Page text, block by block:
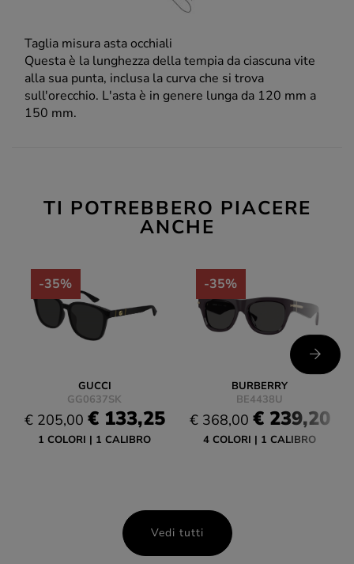
Taglia misura asta occhiali
Questa è la lunghezza della tempia da ciascuna vite
alla sua punta, inclusa la curva che si trova
sull'orecchio. L'asta è in genere lunga da 120 mm a
150 mm.
TI POTREBBERO PIACERE
ANCHE
-35%
GUCCI
GG0637SK
€ 205,00 € 133,25
1 COLORI 1 CALIBRO
-35%
BURBERRY
BE4438U
€ 368,00 € 239,20
4 COLORI 1 CALIBRO
Vedi tutti